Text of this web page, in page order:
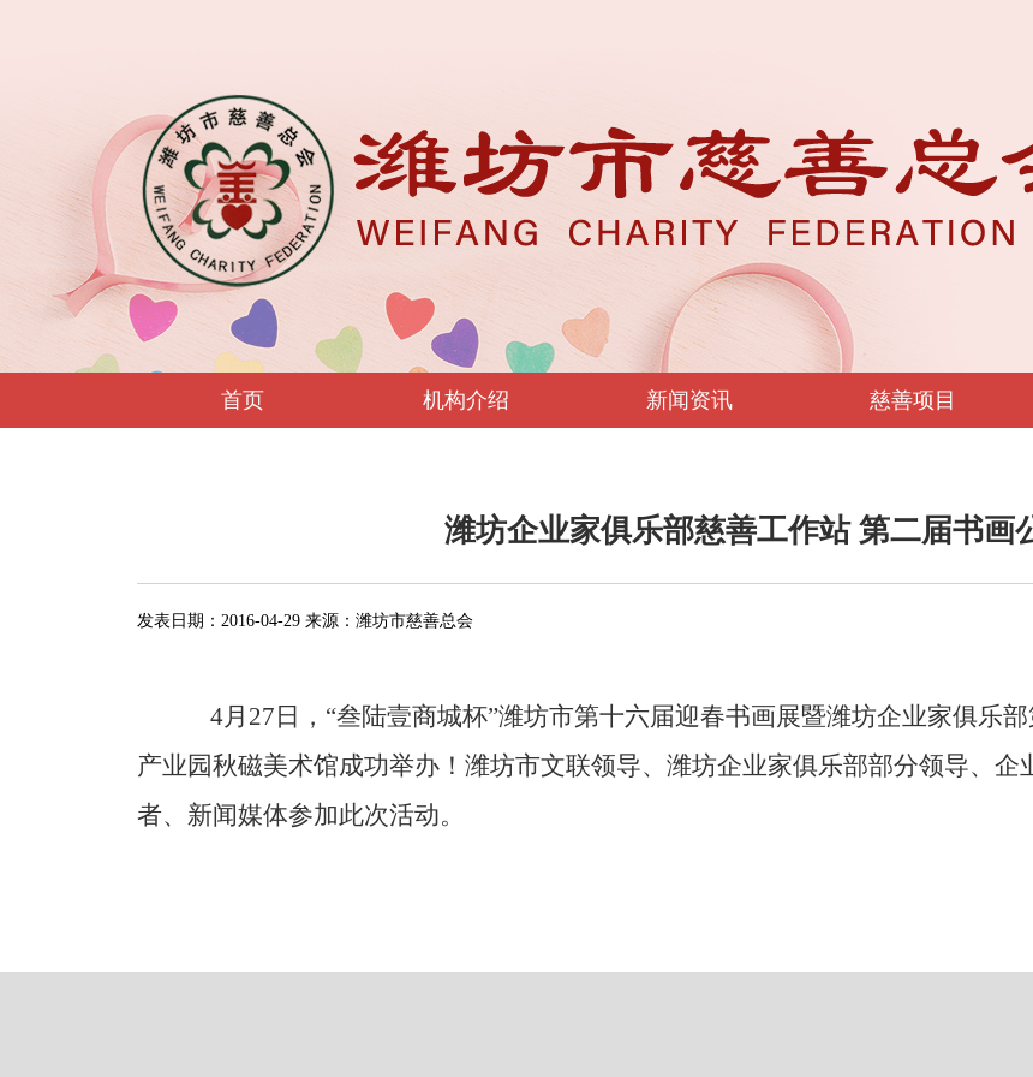
首页 机构介绍 新闻资讯 慈善项目
潍坊企业家俱乐部慈善工作站 第二届书画
发表日期： 2016-04-29 来源： 潍坊市慈善总会
4月27日 ，“叁陆壹商城杯”潍坊市第十六届迎春书画展暨潍坊企业家俱乐
产业园秋磁美术馆成功举办！潍坊市文联领导、潍坊企业家俱乐部部分领导、
者、新闻媒体参加此次活动。